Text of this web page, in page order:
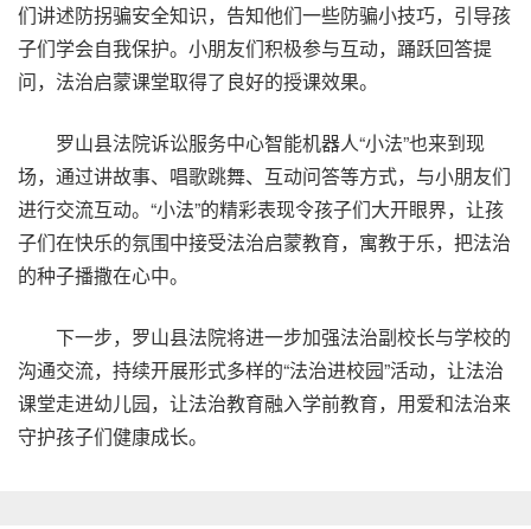
们讲述防拐骗安全知识，告知他们一些防骗小技巧，引导孩
子们学会自我保护。小朋友们积极参与互动，踊跃回答提
问，法治启蒙课堂取得了良好的授课效果。
罗山县法院诉讼服务中心智能机器人“小法”也来到现
场，通过讲故事、唱歌跳舞、互动问答等方式，与小朋友们
进行交流互动。“小法”的精彩表现令孩子们大开眼界，让孩
子们在快乐的氛围中接受法治启蒙教育，寓教于乐，把法治
的种子播撒在心中。
下一步，罗山县法院将进一步加强法治副校长与学校的
沟通交流，持续开展形式多样的“法治进校园”活动，让法治
课堂走进幼儿园，让法治教育融入学前教育，用爱和法治来
守护孩子们健康成长。